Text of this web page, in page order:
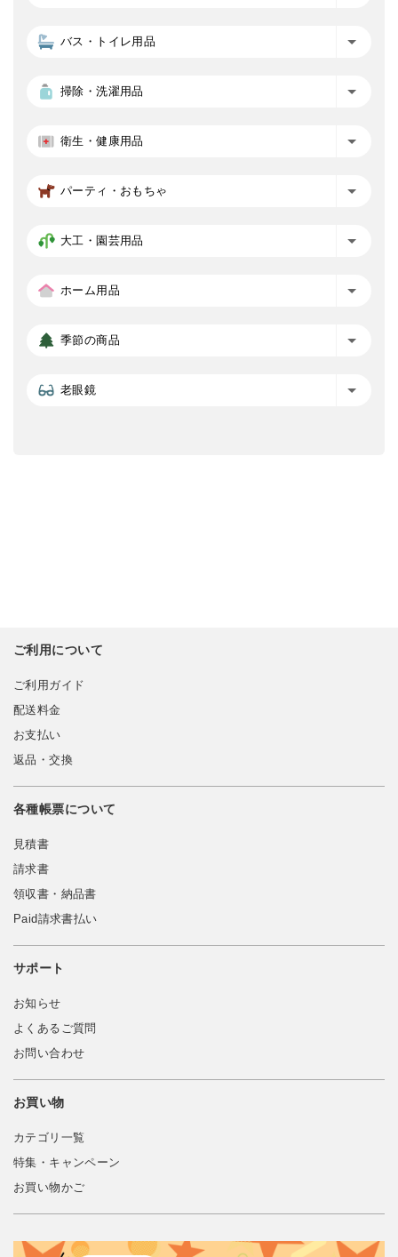
バス・トイレ用品
掃除・洗濯用品
衛生・健康用品
パーティ・おもちゃ
大工・園芸用品
ホーム用品
季節の商品
老眼鏡
ご利用について
ご利用ガイド
配送料金
お支払い
返品・交換
各種帳票について
見積書
請求書
領収書・納品書
Paid請求書払い
サポート
お知らせ
よくあるご質問
お問い合わせ
お買い物
カテゴリ一覧
特集・キャンペーン
お買い物かご